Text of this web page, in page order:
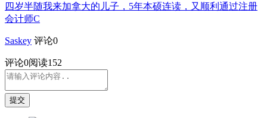
四岁半随我来加拿大的儿子，5年本硕连读，又顺利通过注册
会计师C
Saskey 评论0
评论0阅读152
提交